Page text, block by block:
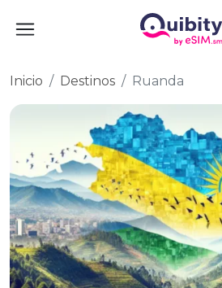
Inicio Destinos Ruanda